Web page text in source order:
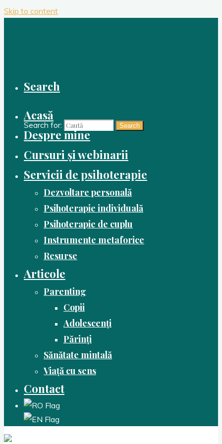
Skip to content
Search
Search for: Search
Acasă
Despre mine
Cursuri și webinarii
Servicii de psihoterapie
Dezvoltare personală
Psihoterapie individuală
Psihoterapie de cuplu
Instrumente metaforice
Resurse
Articole
Parenting
Copii
Adolescenți
Părinți
Sănătate mintală
Viață cu sens
Contact